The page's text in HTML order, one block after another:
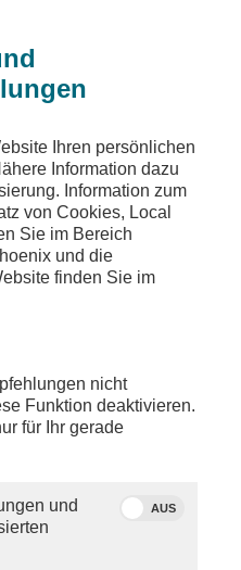
Ihren persönlichen
Information dazu
Information zum
von Cookies, Local
Sie im Bereich
und die
finden Sie im
nicht
Funktion deaktivieren.
für Ihr gerade
und
AUS